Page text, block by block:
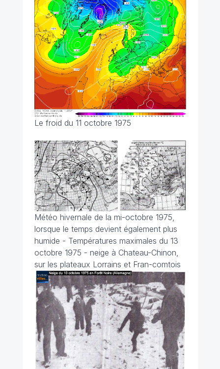
Le froid du 11 octobre 1975
Météo hivernale de la mi-octobre 1975,
lorsque le temps devient également plus
humide - Températures maximales du 13
octobre 1975 - neige à Chateau-Chinon,
sur les plateaux Lorrains et Fran-comtois